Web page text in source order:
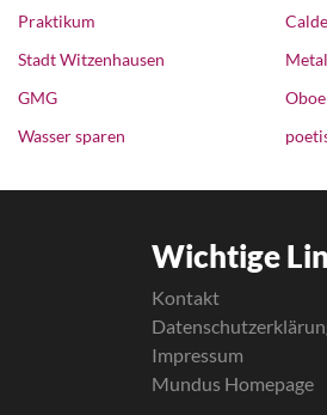
Praktikum
Stadt Witzenhausen
GMG
Wasser sparen
Oboe
Wichtige
Kontakt
Impressum
Mundus Homepage